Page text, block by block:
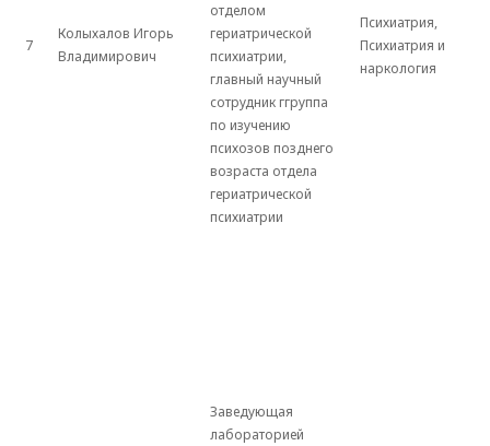
7
Колыхалов Игорь
Владимирович
отделом
гериатрической
психиатрии,
главный научный
сотрудник ггруппа
по изучению
психозов позднего
возраста отдела
гериатрической
психиатрии
Психиатрия,
Психиатрия и
наркология
Заведующая
лабораторией